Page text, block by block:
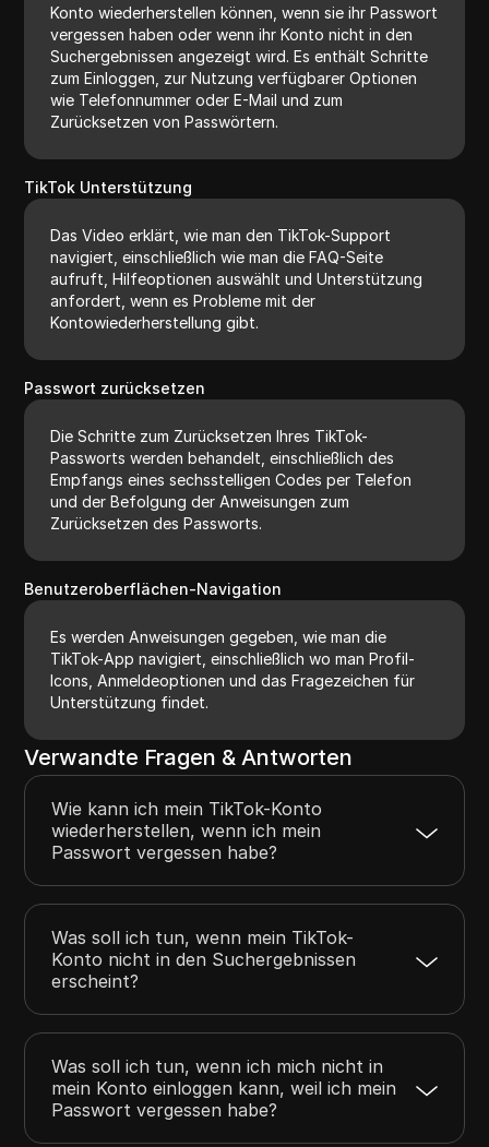
Konto wiederherstellen können, wenn sie ihr Passwort
vergessen haben oder wenn ihr Konto nicht in den
Suchergebnissen angezeigt wird. Es enthält Schritte
zum Einloggen, zur Nutzung verfügbarer Optionen
wie Telefonnummer oder E-Mail und zum
Zurücksetzen von Passwörtern.
TikTok Unterstützung
Das Video erklärt, wie man den TikTok-Support
navigiert, einschließlich wie man die FAQ-Seite
aufruft, Hilfeoptionen auswählt und Unterstützung
anfordert, wenn es Probleme mit der
Kontowiederherstellung gibt.
Passwort zurücksetzen
Die Schritte zum Zurücksetzen Ihres TikTok-
Passworts werden behandelt, einschließlich des
Empfangs eines sechsstelligen Codes per Telefon
und der Befolgung der Anweisungen zum
Zurücksetzen des Passworts.
Benutzeroberflächen-Navigation
Es werden Anweisungen gegeben, wie man die
TikTok-App navigiert, einschließlich wo man Profil-
Icons, Anmeldeoptionen und das Fragezeichen für
Unterstützung findet.
Verwandte Fragen & Antworten
Wie kann ich mein TikTok-Konto
wiederherstellen, wenn ich mein
Passwort vergessen habe?
Was soll ich tun, wenn mein TikTok-
Konto nicht in den Suchergebnissen
erscheint?
Was soll ich tun, wenn ich mich nicht in
mein Konto einloggen kann, weil ich mein
Passwort vergessen habe?